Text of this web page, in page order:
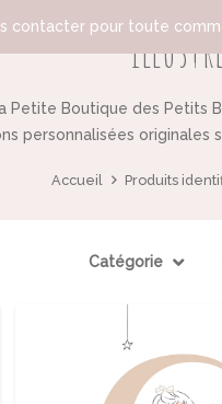
Petite Boutique des Petits
personnalisées originales
Accueil Produits
Catégorie
contacter pour toute